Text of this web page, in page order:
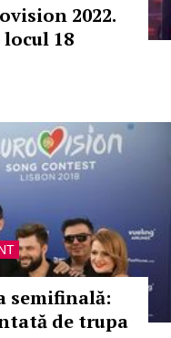
2022.
18
semifinală:
de trupa